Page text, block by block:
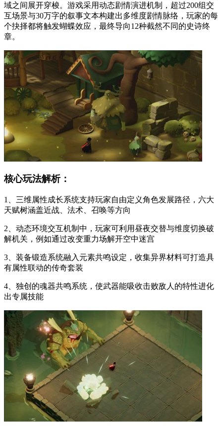
域之间展开穿梭。游戏采用动态剧情演进机制，超过200组交
互场景与30万字的叙事文本构建出多维度剧情脉络，玩家的每
个抉择都将触发蝴蝶效应，最终导向12种截然不同的史诗终
章。
核心玩法解析：
1、三维属性成长系统支持玩家自由定义角色发展路径，六大
天赋树涵盖近战、法术、召唤等方向
2、动态环境交互机制中，玩家可利用昼夜交替与维度切换破
解机关，例如通过改变重力场解开空中迷宫
3、装备锻造系统融入元素共鸣设定，收集异界材料可打造具
有属性联动的传奇套装
4、独创的魂器共鸣系统，使武器能吸收击败敌人的特性进化
出专属技能